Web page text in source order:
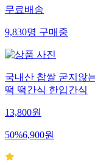
무료배송
9,830명구매중
국내산 찹쌀 굳지않
떡 떡간식 한입간식
13,800원
50%6,900원